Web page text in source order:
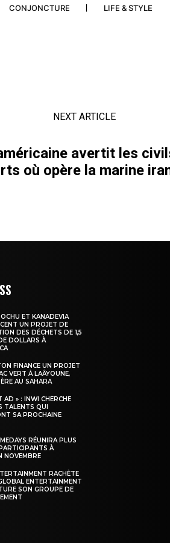
CONJONCTURE LIFE & STYLE
NEXT ARTICLE
avertit les
où opère la marine